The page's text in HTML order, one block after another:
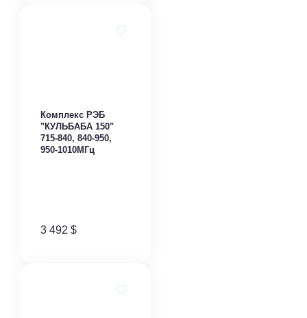
Комплекс РЭБ
"КУЛЬБАБА 150"
715-840, 840-950,
950-1010МГц
3 492 $